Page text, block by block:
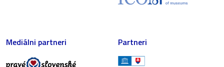
Mediálni partneri Partneri